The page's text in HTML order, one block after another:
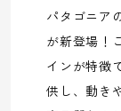
パタゴニア
が新登場！
インが特徴
供し、動き